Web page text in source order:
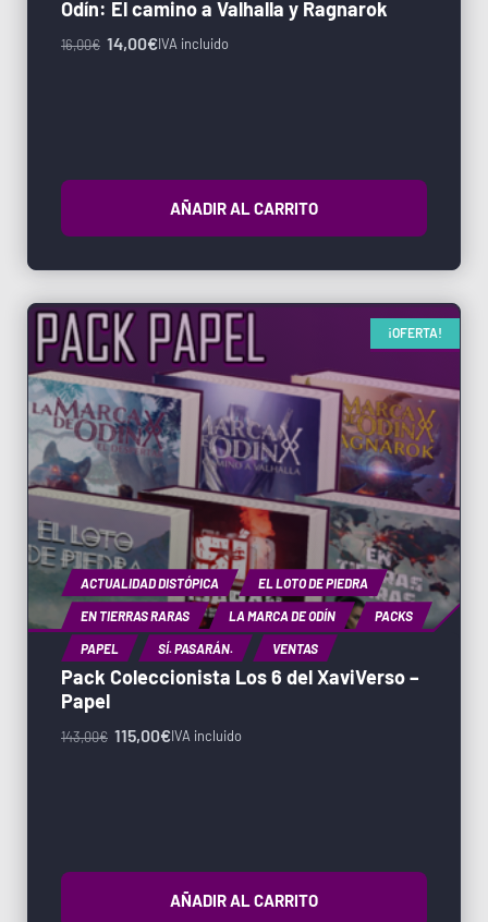
Odín: El camino a Valhalla y Ragnarok
16,00€ 14,00€IVA incluido
AÑADIR AL CARRITO
¡OFERTA!
ACTUALIDAD DISTÓPICA EL LOTO DE PIEDRA
EN TIERRAS RARAS LA MARCA DE ODÍN PACKS
PAPEL SÍ. PASARÁN. VENTAS
Pack Coleccionista Los 6 del XaviVerso –
Papel
143,00€ 115,00€IVA incluido
AÑADIR AL CARRITO